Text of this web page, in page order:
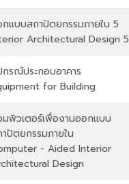
แบบสถาปัตยกรรมภายใน 5
Architectural Design 5
รณ์ประกอบอาคาร
for Building
พิวเตอร์เพื่องานออกแบบ
ปัตยกรรมภายใน
- Aided Interior
Design